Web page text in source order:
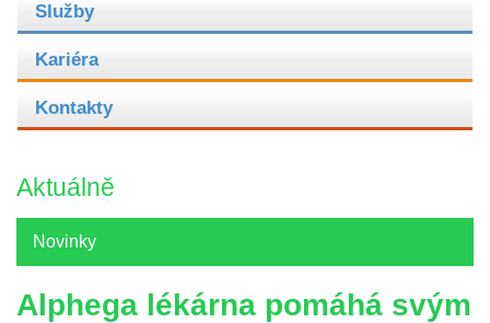
Služby
Kariéra
Kontakty
Aktuálně
Novinky
Alphega lékárna pomáhá svým